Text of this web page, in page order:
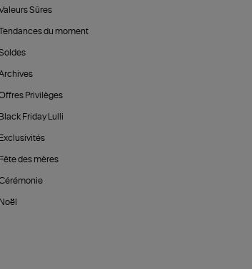
Sûres
Tendances du moment
Privilèges
Black Friday Lulli
Exclusivités
Fête des mères
Noël